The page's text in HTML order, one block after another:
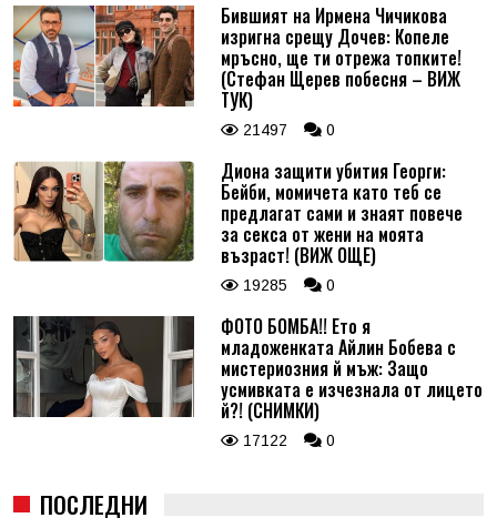
Бившият на Ирмена Чичикова
изригна срещу Дочев: Копеле
мръсно, ще ти отрежа топките!
(Стефан Щерев побесня – ВИЖ
ТУК)
21497 0
Диона защити убития Георги:
Бейби, момичета като теб се
предлагат сами и знаят повече
за секса от жени на моята
възраст! (ВИЖ ОЩЕ)
19285 0
ФОТО БОМБА!! Ето я
младоженката Айлин Бобева с
мистериозния й мъж: Защо
усмивката е изчезнала от лицето
й?! (СНИМКИ)
17122 0
ПОСЛЕДНИ